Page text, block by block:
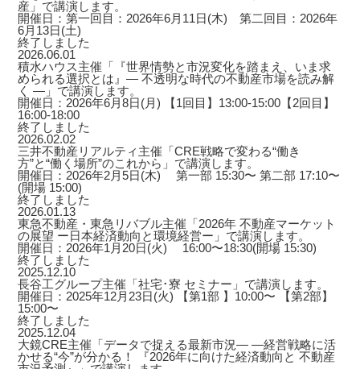
産」で講演します。
開催日：第一回目：2026年6月11日(木) 第二回目：2026年
6月13日(土)
終了しました
2026.06.01
積水ハウス主催「『世界情勢と市況変化を踏まえ、いま求
められる選択とは』― 不透明な時代の不動産市場を読み解
く ―」で講演します。
開催日：2026年6月8日(月) 【1回目】13:00-15:00【2回目】
16:00-18:00
終了しました
2026.02.02
三井不動産リアルティ主催「CRE戦略で変わる“働き
方”と“働く場所”のこれから」で講演します。
開催日：2026年2月5日(木) 第一部 15:30〜 第二部 17:10〜
(開場 15:00)
終了しました
2026.01.13
東急不動産・東急リバブル主催「2026年 不動産マーケット
の展望 ー日本経済動向と環境経営ー」で講演します。
開催日：2026年1月20日(火) 16:00〜18:30(開場 15:30)
終了しました
2025.12.10
長谷工グループ主催「社宅･寮 セミナー」で講演します。
開催日：2025年12月23日(火) 【第1部 】10:00〜 【第2部】
15:00〜
終了しました
2025.12.04
大鏡CRE主催「データで捉える最新市況― ―経営戦略に活
かせる“今”が分かる！ 『2026年に向けた経済動向と 不動産